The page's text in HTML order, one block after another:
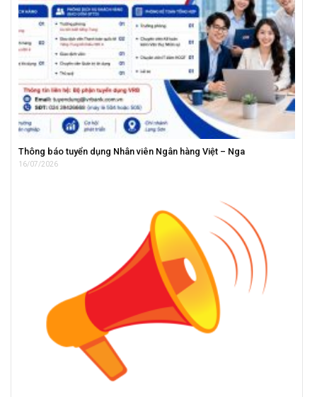
Thông báo tuyển dụng Nhân viên Ngân hàng Việt – Nga
16/07/2026